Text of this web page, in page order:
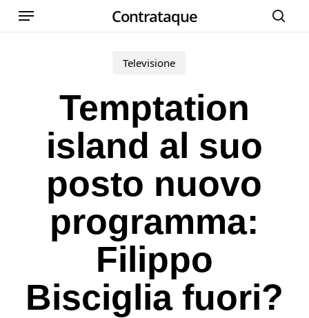
Skip
Contrataque
Menu
Televisione
Temptation
island al suo
posto nuovo
programma:
Filippo
Bisciglia fuori?